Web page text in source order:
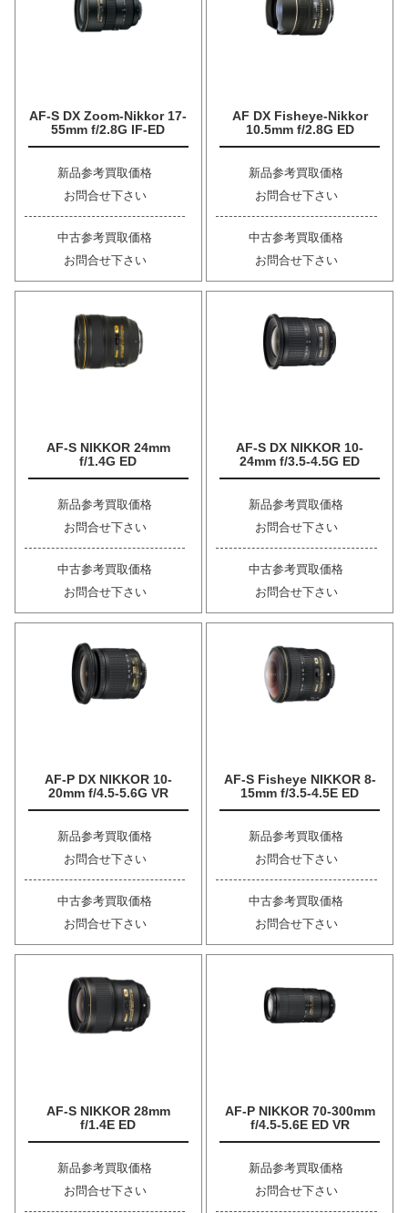
AF-S DX Zoom-Nikkor 17-
55mm f/2.8G IF-ED
新品参考買取価格
お問合せ下さい
中古参考買取価格
お問合せ下さい
AF DX Fisheye-Nikkor
10.5mm f/2.8G ED
新品参考買取価格
お問合せ下さい
中古参考買取価格
お問合せ下さい
AF-S NIKKOR 24mm
f/1.4G ED
新品参考買取価格
お問合せ下さい
中古参考買取価格
お問合せ下さい
AF-S DX NIKKOR 10-
24mm f/3.5-4.5G ED
新品参考買取価格
お問合せ下さい
中古参考買取価格
お問合せ下さい
AF-P DX NIKKOR 10-
20mm f/4.5-5.6G VR
新品参考買取価格
お問合せ下さい
中古参考買取価格
お問合せ下さい
AF-S Fisheye NIKKOR 8-
15mm f/3.5-4.5E ED
新品参考買取価格
お問合せ下さい
中古参考買取価格
お問合せ下さい
AF-S NIKKOR 28mm
f/1.4E ED
新品参考買取価格
お問合せ下さい
AF-P NIKKOR 70-300mm
f/4.5-5.6E ED VR
新品参考買取価格
お問合せ下さい